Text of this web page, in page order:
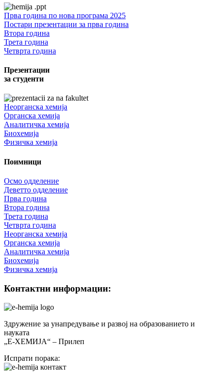
Прва година по нова програма 2025
Постари презентации за прва година
Втора година
Трета година
Четврта година
Презентации
за студенти
Неорганска хемија
Органска хемија
Аналитичка хемија
Биохемија
Физичка хемија
Поимници
Осмо одделение
Деветто одделение
Прва година
Втора година
Трета година
Четврта година
Неорганска хемија
Органска хемија
Аналитичка хемија
Биохемија
Физичка хемија
Контактни информации:
Здружение за унапредување и развој на образованието и
науката
„Е-ХЕМИЈА“ – Прилеп
Испрати порака: